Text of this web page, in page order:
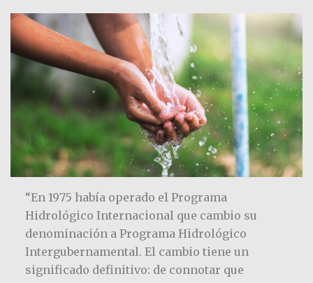
“En 1975 había operado el Programa
Hidrológico Internacional que cambio su
denominación a Programa Hidrológico
Intergubernamental. El cambio tiene un
significado definitivo: de connotar que